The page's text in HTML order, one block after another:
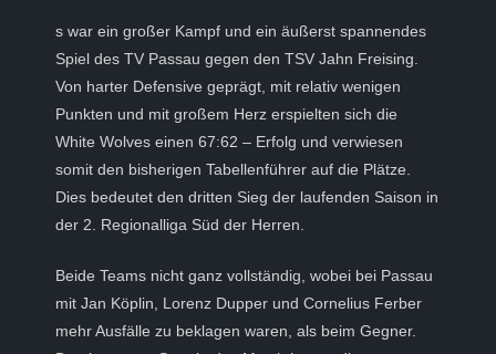
s war ein großer Kampf und ein äußerst spannendes
Spiel des TV Passau gegen den TSV Jahn Freising.
Von harter Defensive geprägt, mit relativ wenigen
Punkten und mit großem Herz erspielten sich die
White Wolves einen 67:62 – Erfolg und verwiesen
somit den bisherigen Tabellenführer auf die Plätze.
Dies bedeutet den dritten Sieg der laufenden Saison in
der 2. Regionalliga Süd der Herren.
Beide Teams nicht ganz vollständig, wobei bei Passau
mit Jan Köplin, Lorenz Dupper und Cornelius Ferber
mehr Ausfälle zu beklagen waren, als beim Gegner.